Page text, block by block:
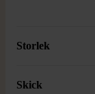
Storlek
Skick